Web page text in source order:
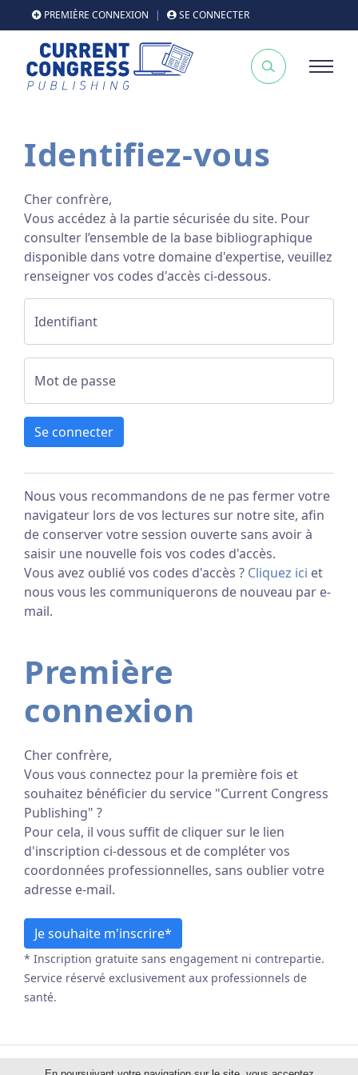
PREMIÈRE CONNEXION | SE CONNECTER
Identifiez-vous
Cher confrère,
Vous accédez à la partie sécurisée du site. Pour
consulter l’ensemble de la base bibliographique
disponible dans votre domaine d'expertise, veuillez
renseigner vos codes d'accès ci-dessous.
Identifiant
Mot de passe
Se connecter
Nous vous recommandons de ne pas fermer votre
navigateur lors de vos lectures sur notre site, afin
de conserver votre session ouverte sans avoir à
saisir une nouvelle fois vos codes d'accès.
Vous avez oublié vos codes d'accès ? Cliquez ici et
nous vous les communiquerons de nouveau par e-
mail.
Première
connexion
Cher confrère,
Vous vous connectez pour la première fois et
souhaitez bénéficier du service "Current Congress
Publishing" ?
Pour cela, il vous suffit de cliquer sur le lien
d'inscription ci-dessous et de compléter vos
coordonnées professionnelles, sans oublier votre
adresse e-mail.
Je souhaite m'inscrire*
* Inscription gratuite sans engagement ni contrepartie.
Service réservé exclusivement aux professionnels de
santé.